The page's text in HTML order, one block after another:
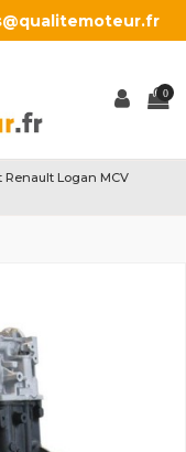
0
Renault Logan MCV